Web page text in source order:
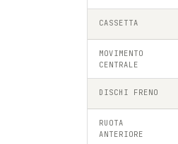
CASSETTA
MOVIMENTO
CENTRALE
DISCHI FRENO
RUOTA
ANTERIORE